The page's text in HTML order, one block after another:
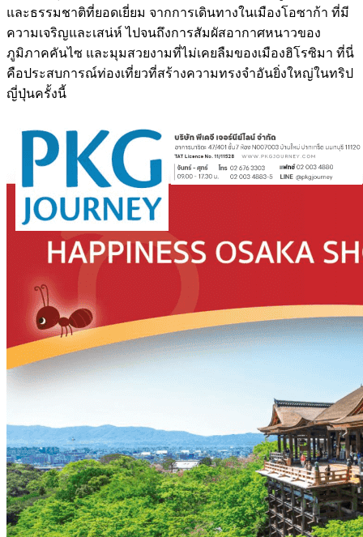
และธรรมชาติที่ยอดเยี่ยม จากการเดินทางในเมืองโอซาก้า ที่มี
ความเจริญและเสน่ห์ ไปจนถึงการสัมผัสอากาศหนาวของ
ภูมิภาคคันไซ และมุมสวยงามที่ไม่เคยลืมของเมืองฮิโรซิมา ที่นี่
คือประสบการณ์ท่องเที่ยวที่สร้างความทรงจำอันยิ่งใหญ่ในทริป
ญี่ปุ่นครั้งนี้